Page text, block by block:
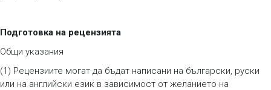
Подготовка на рецензията
Общи указания
(1) Рецензиите могат да бъдат написани на български, руски
или на английски език в зависимост от желанието на